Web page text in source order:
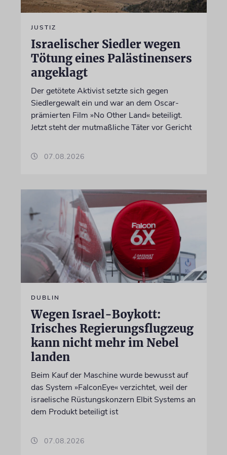
JUSTIZ
Israelischer Siedler wegen
Tötung eines Palästinensers
angeklagt
Der getötete Aktivist setzte sich gegen
Siedlergewalt ein und war an dem Oscar-
prämierten Film »No Other Land« beteiligt.
Jetzt steht der mutmaßliche Täter vor Gericht
07.08.2026
DUBLIN
Wegen Israel-Boykott:
Irisches Regierungsflugzeug
kann nicht mehr im Nebel
landen
Beim Kauf der Maschine wurde bewusst auf
das System »FalconEye« verzichtet, weil der
israelische Rüstungskonzern Elbit Systems an
dem Produkt beteiligt ist
07.08.2026